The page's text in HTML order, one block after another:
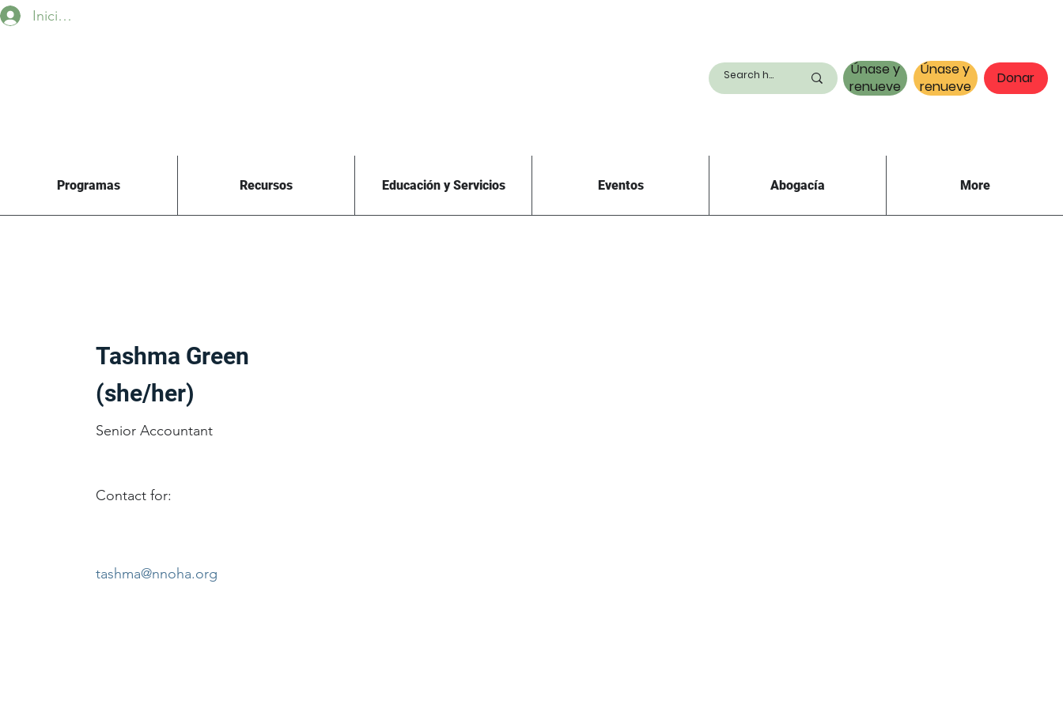
Iniciar sesión
Únase y
renueve
Únase y
renueve
Donar
Programas Recursos Educación y Servicios Eventos Abogacía More
tashma@nnoha.org
Tashma Green
(she/her)
Senior Accountant
Contact for: